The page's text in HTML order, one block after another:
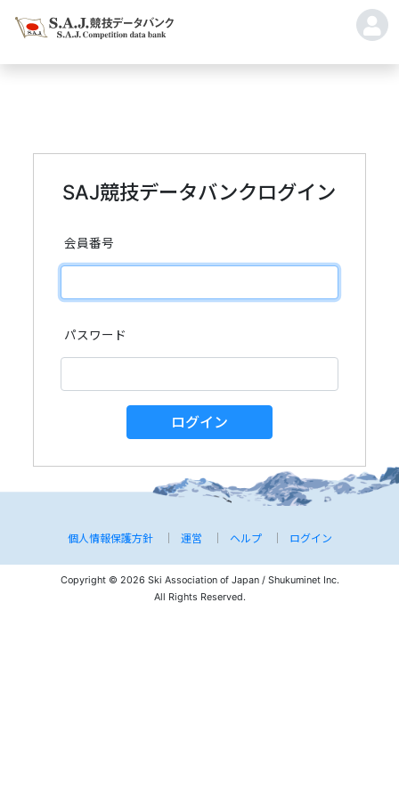
SAJ競技データバンクログイン
会員番号
パスワード
ログイン
個人情報保護方針 運営 ヘルプ ログイン
Copyright © 2026 Ski Association of Japan / Shukuminet Inc.
All Rights Reserved.